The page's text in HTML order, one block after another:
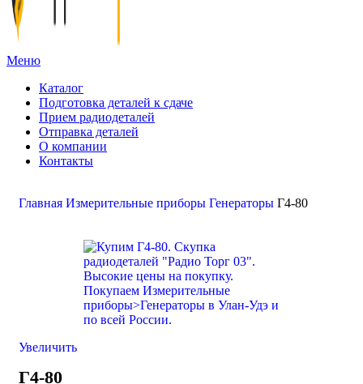
Меню
Каталог
Подготовка деталей к сдаче
Прием радиодеталей
Отправка деталей
О компании
Контакты
Поиск
Главная Измерительные приборы Генераторы Г4-80
Увеличить
Г4-80